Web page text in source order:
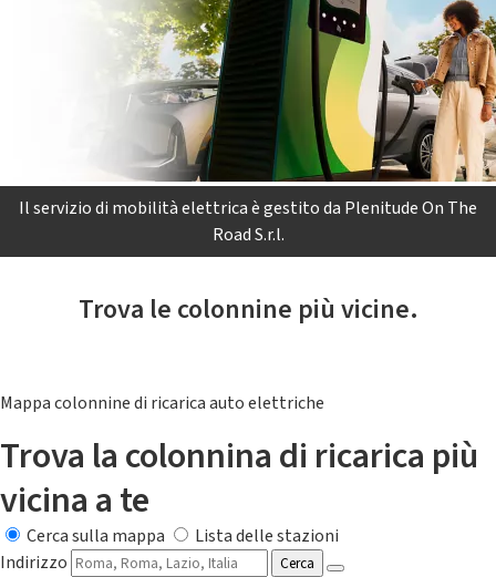
Il servizio di mobilità elettrica è gestito da Plenitude On The
Road S.r.l.
Trova le colonnine più vicine.
Mappa colonnine di ricarica auto elettriche
Trova la colonnina di ricarica più
vicina a te
Cerca sulla mappa
Lista delle stazioni
Indirizzo
Cerca